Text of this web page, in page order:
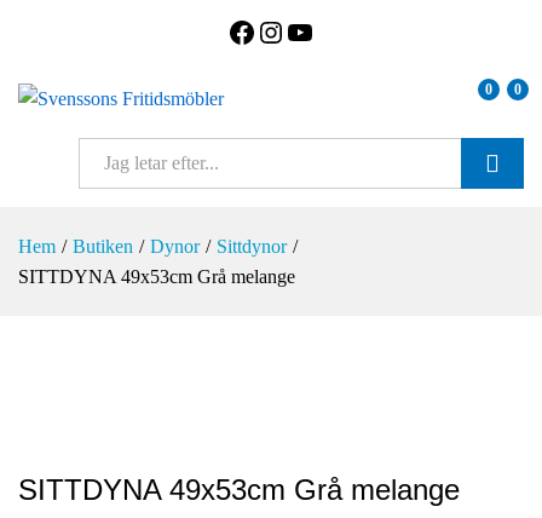
Facebook
Instagram
0 0
Hem / Butiken / Dynor / Sittdynor /
SITTDYNA 49x53cm Grå melange
SITTDYNA 49x53cm Grå melange